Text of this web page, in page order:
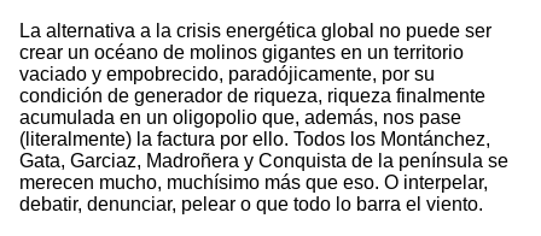
La alternativa a la crisis energética global no puede ser
crear un océano de molinos gigantes en un territorio
vaciado y empobrecido, paradójicamente, por su
condición de generador de riqueza, riqueza finalmente
acumulada en un oligopolio que, además, nos pase
(literalmente) la factura por ello. Todos los Montánchez,
Gata, Garciaz, Madroñera y Conquista de la península se
merecen mucho, muchísimo más que eso. O interpelar,
debatir, denunciar, pelear o que todo lo barra el viento.